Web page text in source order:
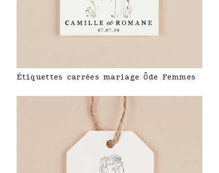
Étiquettes carrées mariage Ôde Femmes